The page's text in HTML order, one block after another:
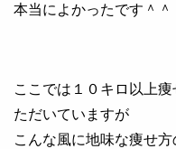
本当によかったです＾＾
ここでは１０キロ以上
ただいていますが
こんな風に地味な痩せ方